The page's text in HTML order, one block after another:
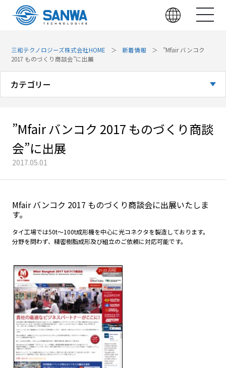
三和テクノロジーズ株式会社HOME 新着情報
”Mfair バンコク
2017 ものづくり商談会”に出展
カテゴリー
お知らせ
展示会
”Mfair バンコク 2017 ものづくり商談
会”に出展
2017.05.01
Mfair バンコク 2017 ものづくり商談会に出展いたしま
す。
タイ工場では50t～100t成形機を中心に光コネクタを製造しております。
分野を問わず、精密樹脂成形及び組立のご依頼に対応可能です。